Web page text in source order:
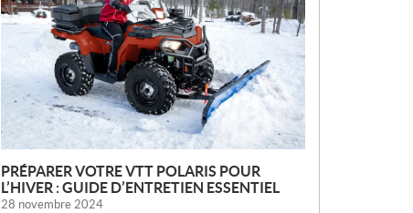
V
L
S
PRÉPARER VOTRE VTT POLARIS POUR
L’HIVER : GUIDE D’ENTRETIEN ESSENTIEL
28 novembre 2024